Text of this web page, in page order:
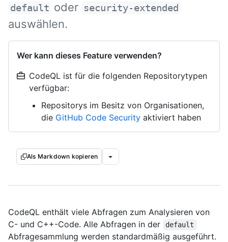
default oder security-extended
auswählen.
Wer kann dieses Feature verwenden?
CodeQL ist für die folgenden Repositorytypen
verfügbar:
Repositorys im Besitz von Organisationen,
die GitHub Code Security aktiviert haben
Als Markdown kopieren
CodeQL enthält viele Abfragen zum Analysieren von
C- und C++-Code. Alle Abfragen in der
default
Abfragesammlung werden standardmäßig ausgeführt.